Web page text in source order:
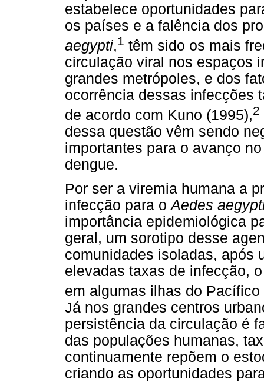
estabelece oportunidades
os países e a falência dos
aegypti,1 têm sido os mais
circulação viral nos espaços
grandes metrópoles, e dos
ocorrência dessas infecções
de acordo com Kuno (1995),2
dessa questão vêm sendo
importantes para o avanço
dengue.
Por ser a viremia humana a
infecção para oAedes
importância epidemiológica
geral, um sorotipo desse
comunidades isoladas, após
elevadas taxas de infecção,
em algumas ilhas do
Já nos grandes centros
persistência da circulação é
das populações humanas,
continuamente repõem o
criando as oportunidades